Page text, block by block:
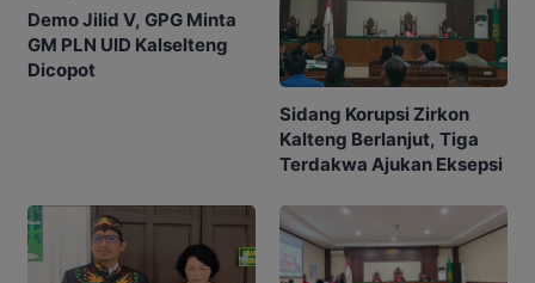
Demo Jilid V, GPG Minta
GM PLN UID Kalselteng
Dicopot
Sidang Korupsi Zirkon
Kalteng Berlanjut, Tiga
Terdakwa Ajukan Eksepsi